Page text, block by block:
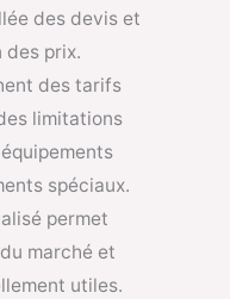
des devis et
des prix.
des tarifs
limitations
spéciaux.
permet
marché et
utiles.